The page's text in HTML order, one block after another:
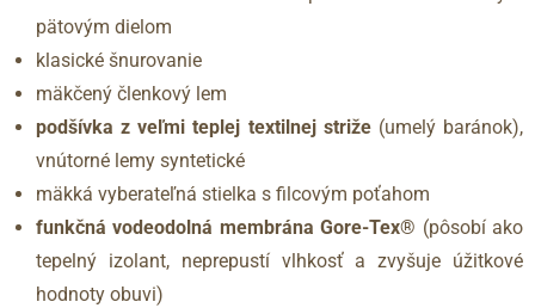
pätovým dielom
klasické šnurovanie
mäkčený členkový lem
podšívka z veľmi teplej textilnej striže (umelý baránok),
vnútorné lemy syntetické
mäkká vyberateľná stielka s filcovým poťahom
funkčná vodeodolná membrána Gore-Tex® (pôsobí ako
tepelný izolant, neprepustí vlhkosť a zvyšuje úžitkové
hodnoty obuvi)